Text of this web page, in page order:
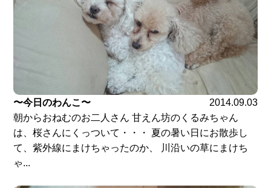
〜今日のわんこ〜
2014.09.03
朝からおねむのお二人さん 甘えん坊のくるみちゃん
は、桜さんにくっついて・・・ 夏の暑い日にお散歩し
て、紫外線にまけちゃったのか、 川沿いの草にまけち
ゃ...